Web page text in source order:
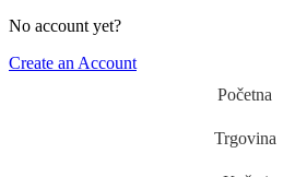
No account yet?
Create an Account
Početna
Trgovina